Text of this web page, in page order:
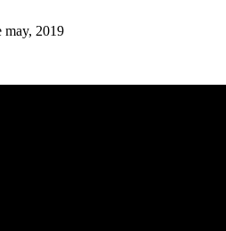
may, 2019